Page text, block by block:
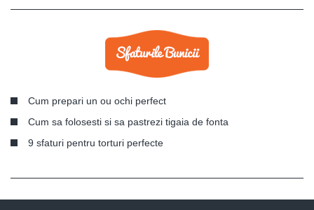
Cum prepari un ou ochi perfect
Cum sa folosesti si sa pastrezi tigaia de fonta
9 sfaturi pentru torturi perfecte